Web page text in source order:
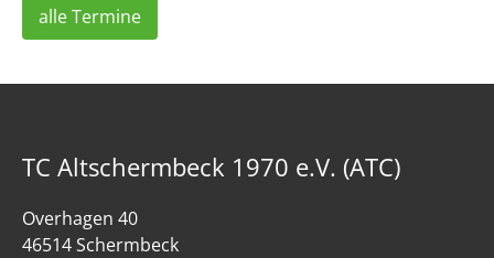
alle Termine
TC Altschermbeck 1970 e.V. (ATC)
Overhagen 40
46514 Schermbeck